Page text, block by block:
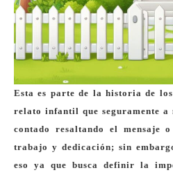
Esta es parte de la historia de
relato infantil que seguramente a
contado resaltando el mensaje
trabajo y dedicación; sin
eso ya que busca definir la